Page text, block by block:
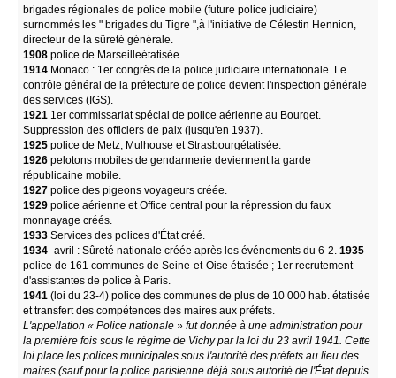
brigades régionales de police mobile (future police judiciaire)
surnommés les " brigades du Tigre ",à l'initiative de Célestin Hennion,
directeur de la sûreté générale.
1908 police de Marseilleétatisée.
1914 Monaco : 1er congrès de la police judiciaire internationale. Le
contrôle général de la préfecture de police devient l'inspection générale
des services (IGS).
1921 1er commissariat spécial de police aérienne au Bourget.
Suppression des officiers de paix (jusqu'en 1937).
1925 police de Metz, Mulhouse et Strasbourgétatisée.
1926 pelotons mobiles de gendarmerie deviennent la garde
républicaine mobile.
1927 police des pigeons voyageurs créée.
1929 police aérienne et Office central pour la répression du faux
monnayage créés.
1933 Services des polices d'État créé.
1934 -avril : Sûreté nationale créée après les événements du 6-2.1935
police de 161 communes de Seine-et-Oise étatisée ; 1er recrutement
d'assistantes de police à Paris.
1941 (loi du 23-4) police des communes de plus de 10 000 hab. étatisée
et transfert des compétences des maires aux préfets.
L'appellation « Police nationale » fut donnée à une administration pour
la première fois sous le régime de Vichy par la loi du 23 avril 1941. Cette
loi place les polices municipales sous l'autorité des préfets au lieu des
maires (sauf pour la police parisienne déjà sous autorité de l'État depuis